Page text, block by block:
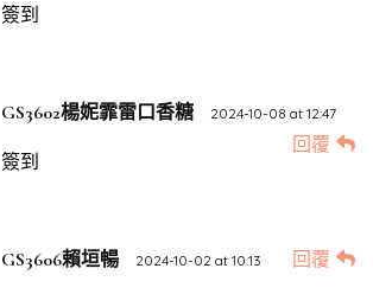
簽到
GS3602楊妮霏雷口香糖 2024-10-08 at 12:47
回覆
簽到
GS3606賴垣暢 2024-10-02 at 10:13 回覆